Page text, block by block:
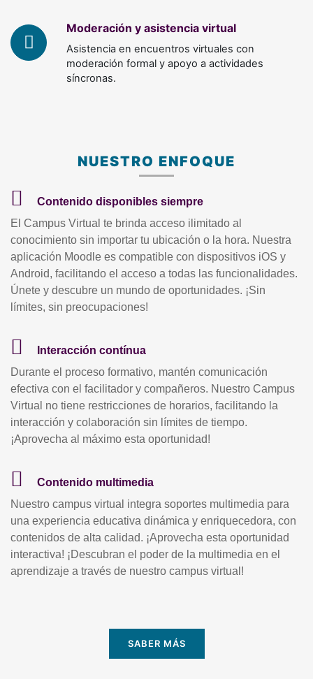
Moderación y asistencia virtual
Asistencia en encuentros virtuales con
moderación formal y apoyo a actividades
síncronas.
NUESTRO ENFOQUE
Contenido disponibles siempre
El Campus Virtual te brinda acceso ilimitado al
conocimiento sin importar tu ubicación o la hora. Nuestra
aplicación Moodle es compatible con dispositivos iOS y
Android, facilitando el acceso a todas las funcionalidades.
Únete y descubre un mundo de oportunidades. ¡Sin
límites, sin preocupaciones!
Interacción contínua
Durante el proceso formativo, mantén comunicación
efectiva con el facilitador y compañeros. Nuestro Campus
Virtual no tiene restricciones de horarios, facilitando la
interacción y colaboración sin límites de tiempo.
¡Aprovecha al máximo esta oportunidad!
Contenido multimedia
Nuestro campus virtual integra soportes multimedia para
una experiencia educativa dinámica y enriquecedora, con
contenidos de alta calidad. ¡Aprovecha esta oportunidad
interactiva! ¡Descubran el poder de la multimedia en el
aprendizaje a través de nuestro campus virtual!
SABER MÁS